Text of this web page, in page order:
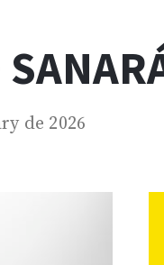
de 2026